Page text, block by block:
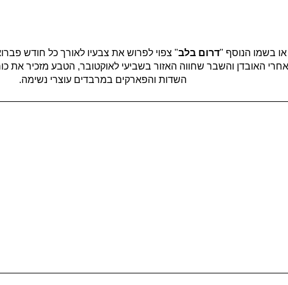
דרום בלב" צפוי לפרוש את צבעיו לאורך כל חודש
האובדן והשבר שחווה האזור בשביעי לאוקטובר, הטבע מזכיר את
השדות והפארקים במרבדים עוצרי נשימה.